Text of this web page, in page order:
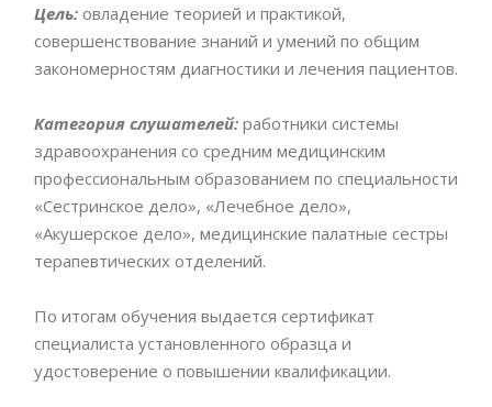
Цель: овладение теорией и практикой,
совершенствование знаний и умений по общим
закономерностям диагностики и лечения пациентов.
Категория слушателей: работники системы
здравоохранения со средним медицинским
профессиональным образованием по специальности
«Сестринское дело», «Лечебное дело»,
«Акушерское дело», медицинские палатные сестры
терапевтических отделений.
По итогам обучения выдается сертификат
специалиста установленного образца и
удостоверение о повышении квалификации.